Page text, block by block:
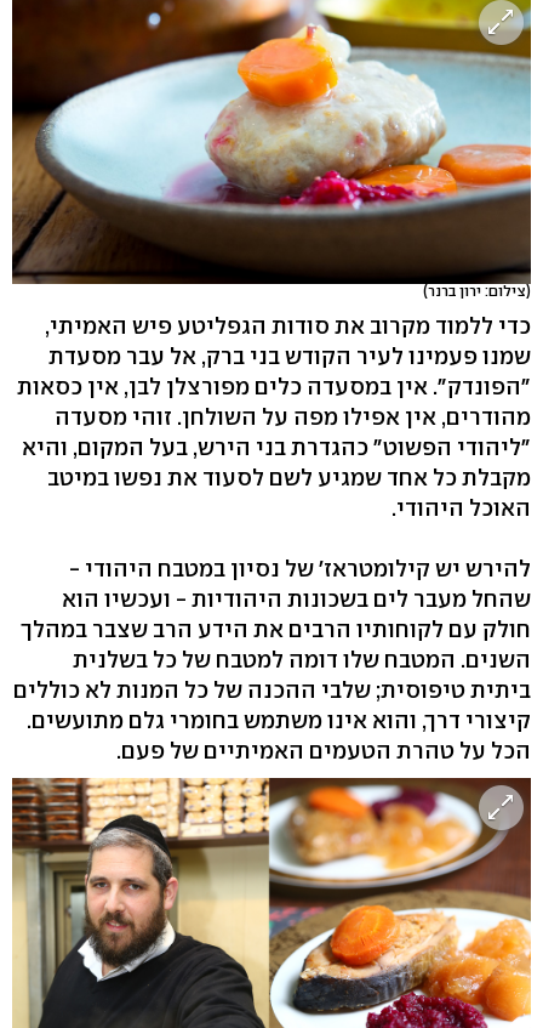
(צילום: ירון ברנר)
כדי ללמוד מקרוב את סודות הגפליטע פיש האמיתי,
שמנו פעמינו לעיר הקודש בני ברק, אל עבר מסעדת
"הפונדק". אין במסעדה כלים מפורצלן לבן, אין כסאות
מהודרים, אין אפילו מפה על השולחן. זוהי מסעדה
"ליהודי הפשוט" כהגדרת בני הירש, בעל המקום, והיא
מקבלת כל אחד שמגיע לשם לסעוד את נפשו במיטב
האוכל היהודי.
להירש יש קילומטראז' של נסיון במטבח היהודי -
שהחל מעבר לים בשכונות היהודיות - ועכשיו הוא
חולק עם לקוחותיו הרבים את הידע הרב שצבר במהלך
השנים. המטבח שלו דומה למטבח של כל בשלנית
ביתית טיפוסית; שלבי ההכנה של כל המנות לא כוללים
קיצורי דרך, והוא אינו משתמש בחומרי גלם מתועשים.
הכל על טהרת הטעמים האמיתיים של פעם.